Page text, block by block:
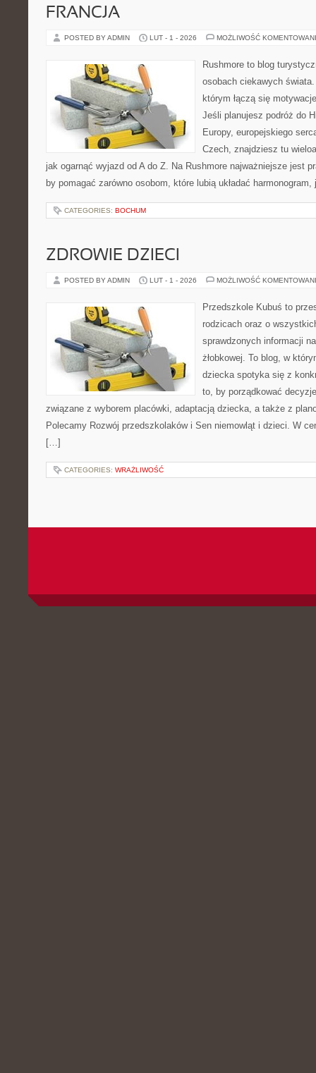
FRANCJA
POSTED BY ADMIN LUT - 1 - 2026 MOŻLIWOŚĆ
Rushmore to blog
osobach ciekawych
którym łączą się
Jeśli planujesz podróż do
Europy, europejskiego
Czech, znajdziesz tu
jak ogarnąć wyjazd od A do Z. Na Rushmore najważniejsze jest
by pomagać zarówno osobom, które lubią układać
CATEGORIES: BOCHUM
ZDROWIE DZIECI
POSTED BY ADMIN LUT - 1 - 2026 MOŻLIWOŚĆ
Przedszkole Kubuś to
rodzicach oraz o
sprawdzonych informacji
żłobkowej. To blog, w
dziecka spotyka się z
to, by porządkować
związane z wyborem placówki, adaptacją dziecka, a także z
Polecamy Rozwój przedszkolaków i Sen niemowląt i dzieci. W
[…]
CATEGORIES: WRAŻLIWOŚĆ